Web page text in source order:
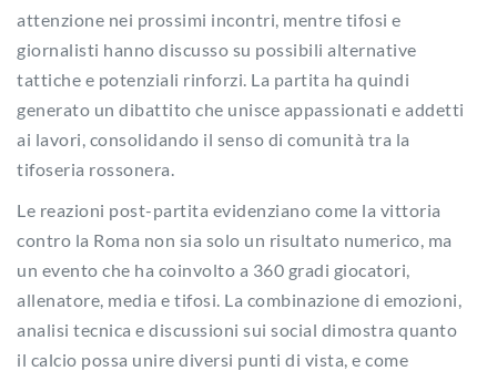
attenzione nei prossimi incontri, mentre tifosi e
giornalisti hanno discusso su possibili alternative
tattiche e potenziali rinforzi. La partita ha quindi
generato un dibattito che unisce appassionati e addetti
ai lavori, consolidando il senso di comunità tra la
tifoseria rossonera.
Le reazioni post-partita evidenziano come la vittoria
contro la Roma non sia solo un risultato numerico, ma
un evento che ha coinvolto a 360 gradi giocatori,
allenatore, media e tifosi. La combinazione di emozioni,
analisi tecnica e discussioni sui social dimostra quanto
il calcio possa unire diversi punti di vista, e come